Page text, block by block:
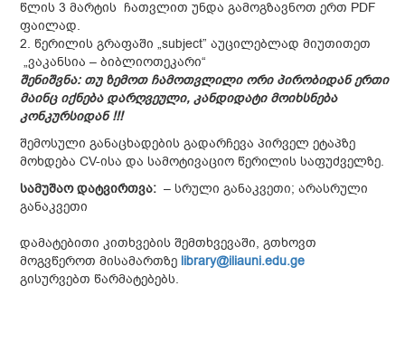
წლის 3 მარტის ჩათვლით უნდა გამოგზავნოთ ერთ PDF
ფაილად.
2. წერილის გრაფაში „subject” აუცილებლად მიუთითეთ
„ვაკანსია – ბიბლიოთეკარი“
შენიშვნა: თუ ზემოთ ჩამოთვლილი ორი პირობიდან ერთი
მაინც იქნება დარღვეული,კანდიდატი მოიხსნება
კონკურსიდან!!!
შემოსული განაცხადების გადარჩევა პირველ ეტაპზე
მოხდება CV-ისა და სამოტივაციო წერილის საფუძველზე.
სამუშაო დატვირთვა: – სრული განაკვეთი; არასრული
განაკვეთი
დამატებითი კითხვების შემთხვევაში, გთხოვთ
მოგვწეროთ მისამართზე library@iliauni.edu.ge
გისურვებთ წარმატებებს.